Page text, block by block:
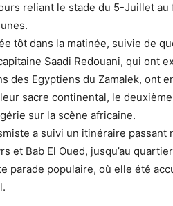
reliant le stade du 5-Juillet
tôt dans la matinée, suivie de
Saadi Redouani, qui ont
des Egyptiens du Zamalek, ont
sacre continental, le
sur la scène africaine.
a suivi un itinéraire
et Bab El Oued, jusqu’au
parade populaire, où elle été